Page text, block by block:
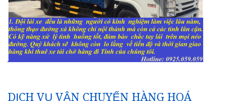
DỊCH VỤ VẬN CHUYỂN HÀNG HOÁ